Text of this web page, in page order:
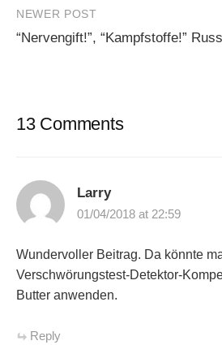
NEWER POST
“Nervengift!”, “Kampfstoffe!”
13 Comments
Larry
01/04/2018 at 22:59
Wundervoller Beitrag. Da könnte
Verschwörungstest-Detektor-
Butter anwenden.
Reply